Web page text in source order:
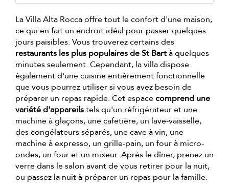
La Villa Alta Rocca offre tout le confort d'une maison,
ce qui en fait un endroit idéal pour passer quelques
jours paisibles. Vous trouverez certains des
restaurants les plus populaires de St Bartà quelques
minutes seulement. Cependant, la villa dispose
également d'une cuisine entièrement fonctionnelle
que vous pourrez utiliser si vous avez besoin de
préparer un repas rapide. Cet espacecomprend une
variété d'appareilstels qu'un réfrigérateur et une
machine à glaçons, une cafetière, un lave-vaisselle,
des congélateurs séparés, une cave à vin, une
machine à expresso, un grille-pain, un four à micro-
ondes, un four et un mixeur. Après le dîner, prenez un
verre dans le salon avant de vous retirer pour la nuit,
ou passez la nuit à préparer un repas pour la famille.